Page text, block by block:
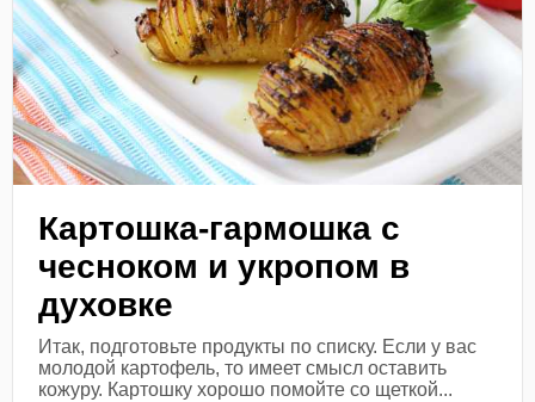
Картошка-гармошка с
чесноком и укропом в
духовке
Итак, подготовьте продукты по списку. Если у вас
молодой картофель, то имеет смысл оставить
кожуру. Картошку хорошо помойте со щеткой...